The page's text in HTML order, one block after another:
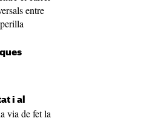
entre
i al
via de fet la